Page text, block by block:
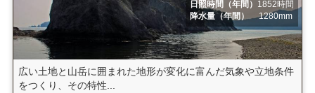
日照時間（年間） 1852時間
降水量（年間）
1280mm
広い土地と山岳に囲まれた地形が変化に富んだ気象や立地条件
をつくり、その特性...